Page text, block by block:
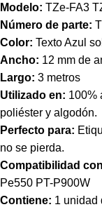
Modelo: TZe-FA3
Número de parte:
Color: Texto Azul
Ancho: 12 mm de
Largo: 3 metros
Utilizado en: 100%
poliéster y algodón.
Perfecto para:
no se pierda.
Compatibilidad
Pe550 PT-P900W
Contiene: 1 unidad